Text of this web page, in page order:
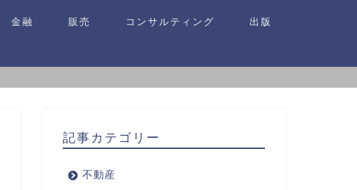
金融 販売 コンサルティング 出版
記事カテゴリー
不動産